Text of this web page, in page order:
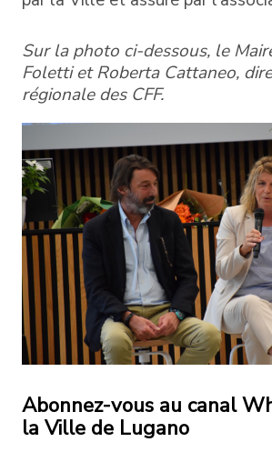
Sur la photo ci-dessous, le
Foletti et Roberta Cattaneo,
régionale des CFF.
Abonnez-vous au canal
la Ville de Lugano